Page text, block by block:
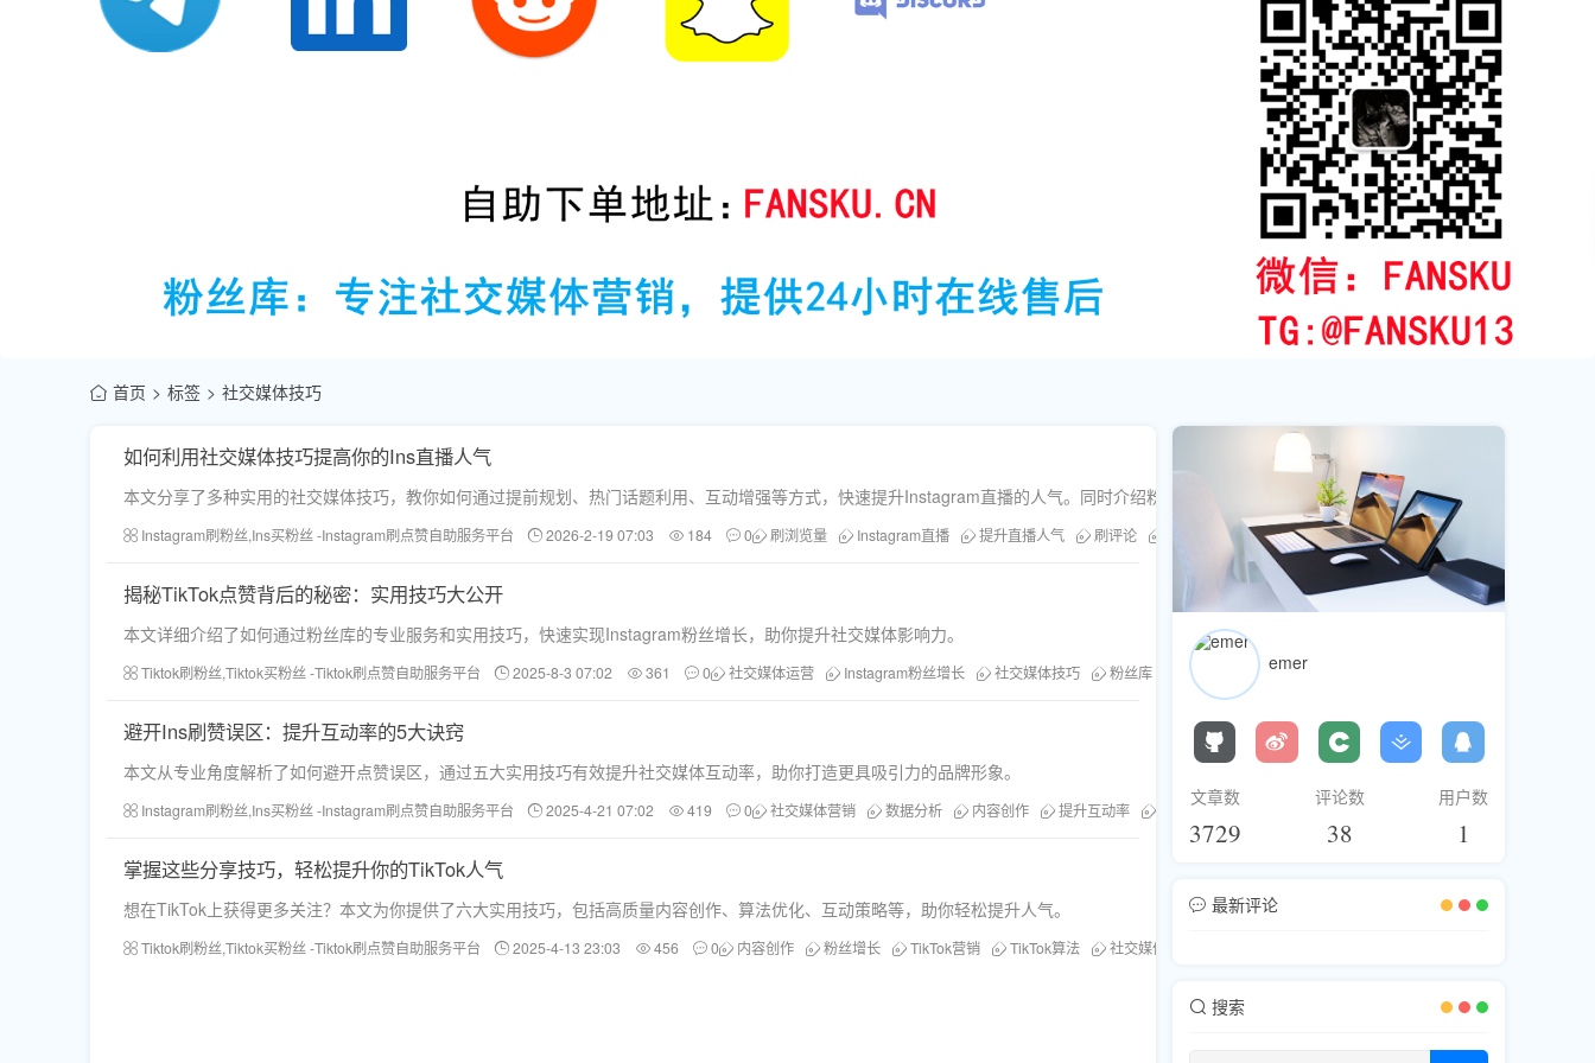
首页 标签 社交媒体技巧
如何利用社交媒体技巧提高你的Ins直播人气
本文分享了多种实用的社交媒体技巧，教你如何通过提前规划、热门话题利用、互动增强等方式，快速提升Instagram直播的人气。同时介绍粉丝库等专业服务的作用。
Instagram刷粉丝,Ins买粉丝 -Instagram刷点赞自助服务平台 2026-2-19 07:03 184 0 刷浏览量 Instagram直播 提升直播人气 刷评论 社交媒体技巧 粉丝库 刷点赞
揭秘TikTok点赞背后的秘密：实用技巧大公开
本文详细介绍了如何通过粉丝库的专业服务和实用技巧，快速实现Instagram粉丝增长，助你提升社交媒体影响力。
Tiktok刷粉丝,Tiktok买粉丝 -Tiktok刷点赞自助服务平台 2025-8-3 07:02 361 0 社交媒体运营 Instagram粉丝增长 社交媒体技巧 粉丝库 刷粉服务
避开Ins刷赞误区：提升互动率的5大诀窍
本文从专业角度解析了如何避开点赞误区，通过五大实用技巧有效提升社交媒体互动率，助你打造更具吸引力的品牌形象。
Instagram刷粉丝,Ins买粉丝 -Instagram刷点赞自助服务平台 2025-4-21 07:02 419 0 社交媒体营销 数据分析 内容创作 提升互动率 社交媒体技巧
掌握这些分享技巧，轻松提升你的TikTok人气
想在TikTok上获得更多关注？本文为你提供了六大实用技巧，包括高质量内容创作、算法优化、互动策略等，助你轻松提升人气。
Tiktok刷粉丝,Tiktok买粉丝 -Tiktok刷点赞自助服务平台 2025-4-13 23:03 456 0 内容创作 粉丝增长 TikTok营销 TikTok算法 社交媒体技巧
emer
文章数
3729
评论数
38
用户数
1
最新评论
搜索